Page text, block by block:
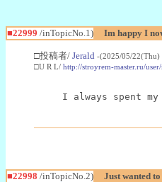
■22999 /inTopicNo.1) Im happy I
□投稿者/ Jerald -(2025/05/
□U R L/ http://stroyrem-master.ru/
I always spent
■22998 /inTopicNo.2) Just wanted